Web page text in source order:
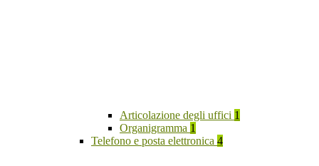
Articolazione degli uffici 1
Organigramma 1
Telefono e posta elettronica 4